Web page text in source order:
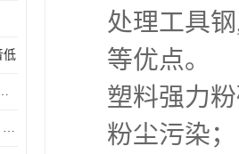
低
强力粉碎机直供
震龙PC-500强力粉碎机直销 性价比高
处理工具
等优点。
塑料强力
粉尘污染